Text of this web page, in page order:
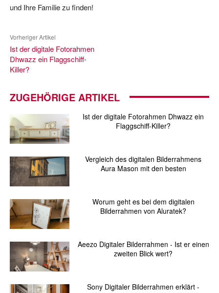
und Ihre Familie zu finden!
Vorheriger Artikel
Ist der digitale Fotorahmen
Dhwazz ein Flaggschiff-
Killer?
ZUGEHÖRIGE ARTIKEL
Ist der digitale Fotorahmen Dhwazz ein
Flaggschiff-Killer?
Vergleich des digitalen Bilderrahmens
Aura Mason mit den besten
Worum geht es bei dem digitalen
Bilderrahmen von Aluratek?
Aeezo Digitaler Bilderrahmen - Ist er einen
zweiten Blick wert?
Sony Digitaler Bilderrahmen erklärt -